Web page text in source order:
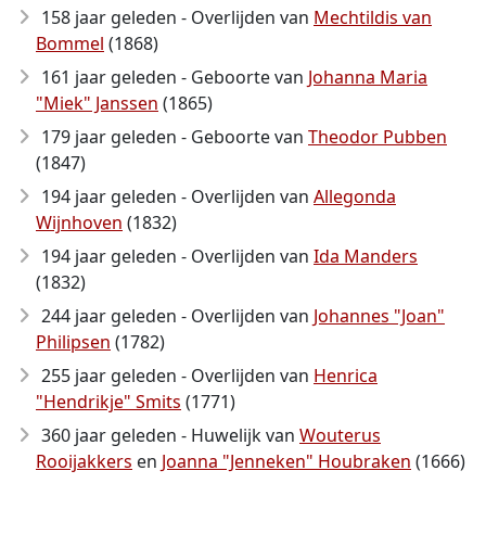
158 jaar geleden - Overlijden van Mechtildis van
Bommel (1868)
161 jaar geleden - Geboorte van Johanna Maria
"Miek" Janssen (1865)
179 jaar geleden - Geboorte van Theodor Pubben
(1847)
194 jaar geleden - Overlijden van Allegonda
Wijnhoven (1832)
194 jaar geleden - Overlijden van Ida Manders
(1832)
244 jaar geleden - Overlijden van Johannes "Joan"
Philipsen (1782)
255 jaar geleden - Overlijden van Henrica
"Hendrikje" Smits (1771)
360 jaar geleden - Huwelijk van Wouterus
Rooijakkers en Joanna "Jenneken" Houbraken (1666)